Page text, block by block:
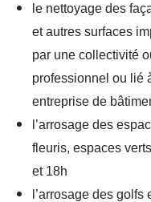
le nettoyage des
et autres surfaces
par une collectivité
professionnel ou lié
entreprise de
l’arrosage des
fleuris, espaces
et 18h
l’arrosage des